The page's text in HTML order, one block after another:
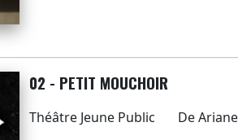
02 - PETIT MOUCHOIR
Théâtre Jeune Public
De